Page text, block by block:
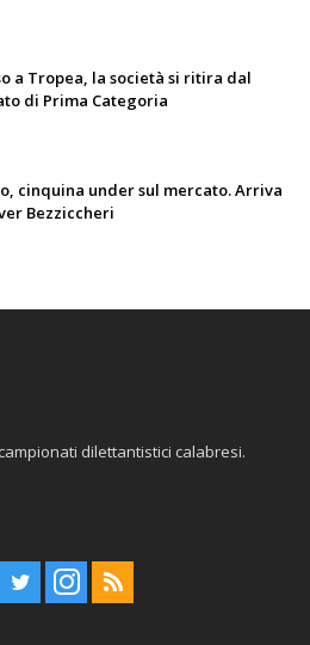
a Tropea, la società si ritira dal
di Prima Categoria
cinquina under sul mercato. Arriva
Bezziccheri
dilettantistici calabresi.